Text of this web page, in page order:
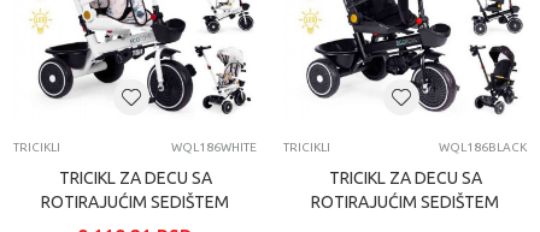
TRICIKLI WQL186WHITE
TRICIKL ZA DECU SA
ROTIRAJUĆIM SEDIŠTEM
GURAJUĆIM
TRICIKLI WQL186BLACK
TRICIKL ZA DECU SA
ROTIRAJUĆIM SEDIŠTEM